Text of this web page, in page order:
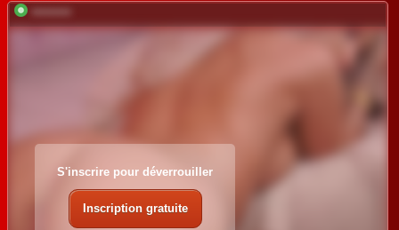
*********
S'inscrire pour déverrouiller
Inscription gratuite